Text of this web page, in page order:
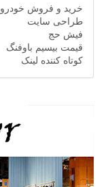
خرید و فروش خودرو
طراحی سایت
فیش حج
قیمت بیسیم باوفنگ
کوتاه کننده لینک